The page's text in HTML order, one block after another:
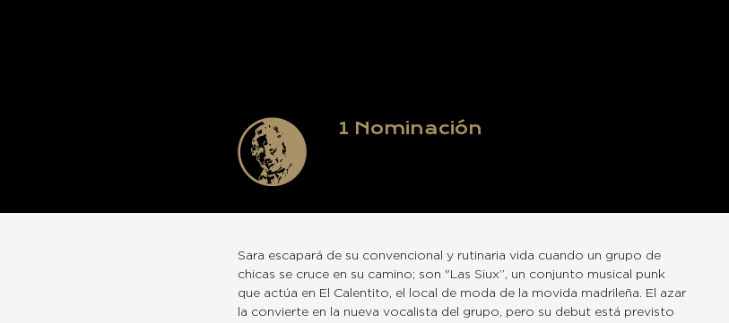
1 Nominación
Sara escapará de su convencional y rutinaria vida cuando un grupo de
chicas se cruce en su camino; son "Las Siux”, un conjunto musical punk
que actúa en El Calentito, el local de moda de la movida madrileña. El azar
la convierte en la nueva vocalista del grupo, pero su debut está previsto